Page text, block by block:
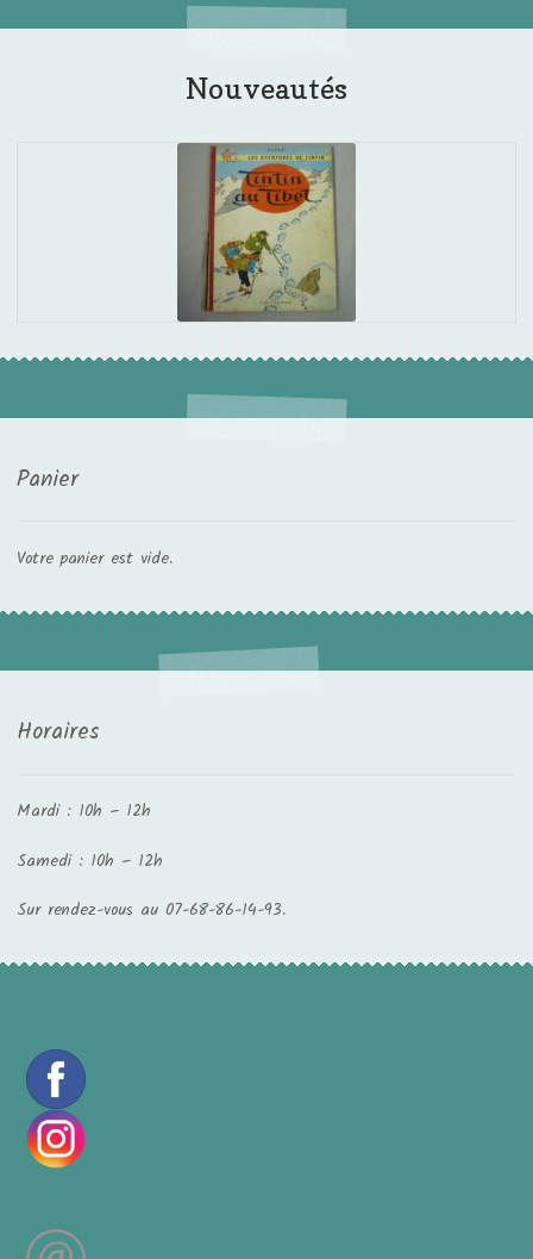
Nouveautés
Panier
Votre panier est vide.
Horaires
Mardi : 10h – 12h
Samedi : 10h – 12h
Sur rendez-vous au 07-68-86-14-93.